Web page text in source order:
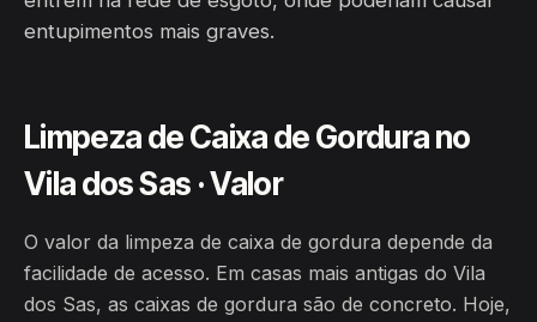
entupimentos mais graves.
Limpeza de Caixa de Gordura no
Vila dos Sas · Valor
O valor da limpeza de caixa de gordura depende da
facilidade de acesso. Em casas mais antigas do Vila
dos Sas, as caixas de gordura são de concreto. Hoje,